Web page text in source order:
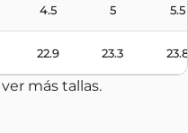
4.5 5 5.5
22.9 23.3 23.8
más tallas.